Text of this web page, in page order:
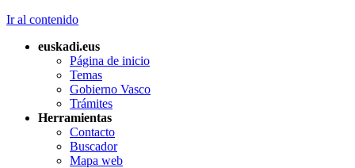
Ir al contenido
euskadi.eus
Página de inicio
Temas
Gobierno Vasco
Trámites
Herramientas
Contacto
Buscador
Mapa web